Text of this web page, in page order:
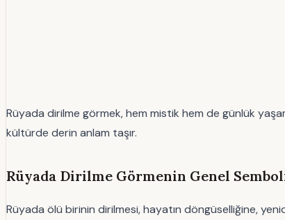
Rüyada dirilme görmek, hem mistik hem de günlük
kültürde derin anlam taşır.
Rüyada Dirilme Görmenin Genel
Rüyada ölü birinin dirilmesi, hayatın döngüselliğine,